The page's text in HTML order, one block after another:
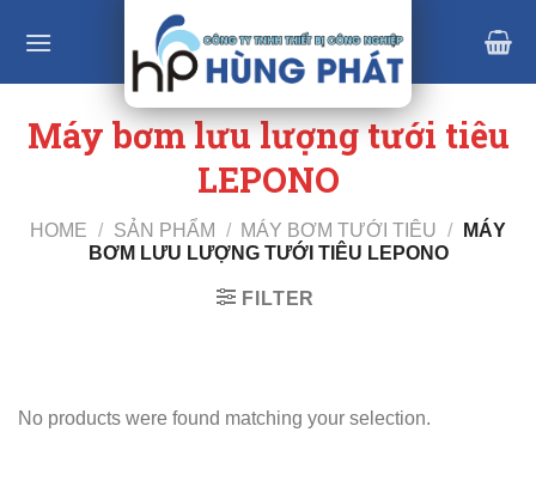
Máy bơm lưu lượng tưới tiêu
LEPONO
HOME / SẢN PHẨM / MÁY BƠM TƯỚI TIÊU /
MÁY
BƠM LƯU LƯỢNG TƯỚI TIÊU LEPONO
FILTER
No products were found matching your selection.